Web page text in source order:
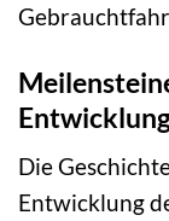
Die
Entwicklung